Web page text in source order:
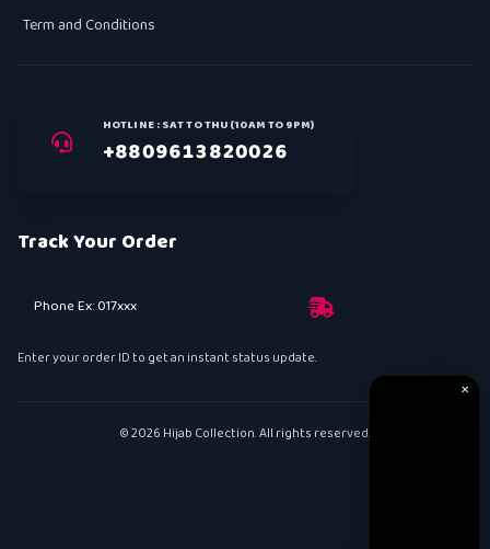
✕
Term and Conditions
HOTLINE : SAT TO THU (10AM TO 9PM)
+8809613820026
Track Your Order
Enter your order ID to get an instant status update.
© 2026 Hijab Collection. All rights reserved.